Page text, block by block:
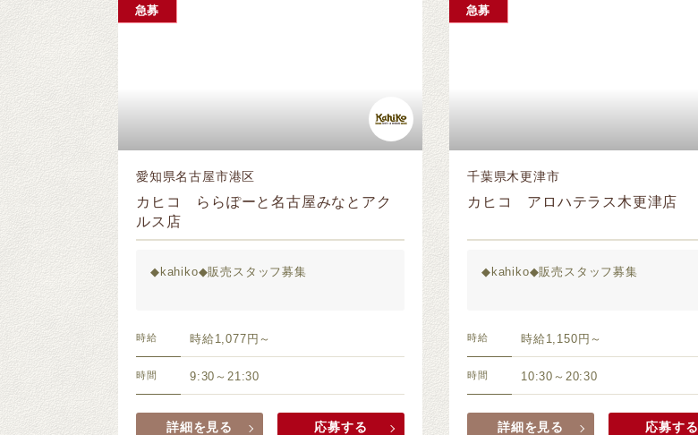
愛知県名古屋市港区
カヒコ ららぽーと名古屋みなとアク
ルス店
◆kahiko◆販売スタッフ募集
時給 時給1,077円～
時間 9:30～21:30
急募
詳細を見る 応募する
千葉県木更津市
カヒコ アロハテラス木更津店
◆kahiko◆販売スタッフ募集
時給 時給1,150円～
時間 10:30～20:30
急募
詳細を見る 応募する